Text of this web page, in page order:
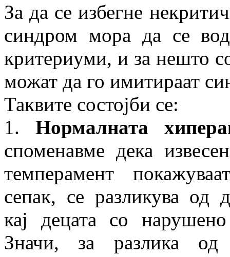
За да се избегне
синдром мора да се
критериуми, и за нешто
можат да го имитираат
Таквите состојби се:
1.Нормалната
споменавме дека
темперамент
сепак, се разликува од
кај децата со
Значи, за разлика